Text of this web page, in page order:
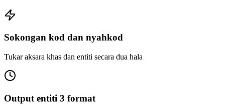
Sokongan kod dan nyahkod
Tukar aksara khas dan entiti secara dua hala
Output entiti 3 format